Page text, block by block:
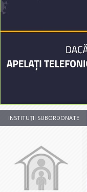
INSTITUȚII SUBORDONATE